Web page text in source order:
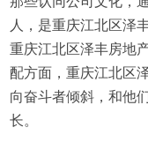
人，是重庆江北区泽
重庆江北区泽丰房地
配方面，重庆江北区
向奋斗者倾斜，和他
长。